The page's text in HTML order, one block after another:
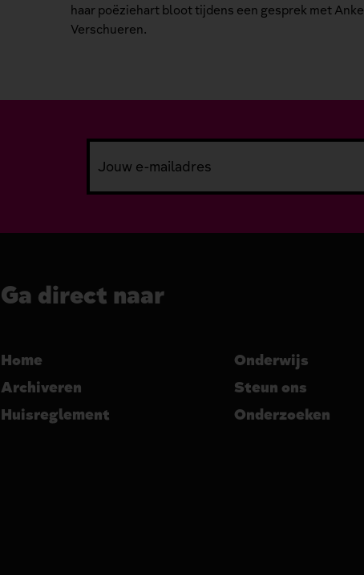
haar poëziehart bloot tijdens een gesprek met Anke
Verschueren.
Ga direct naar
Home Onderwijs
Archiveren
Steun ons
Huisreglement
Onderzoeken